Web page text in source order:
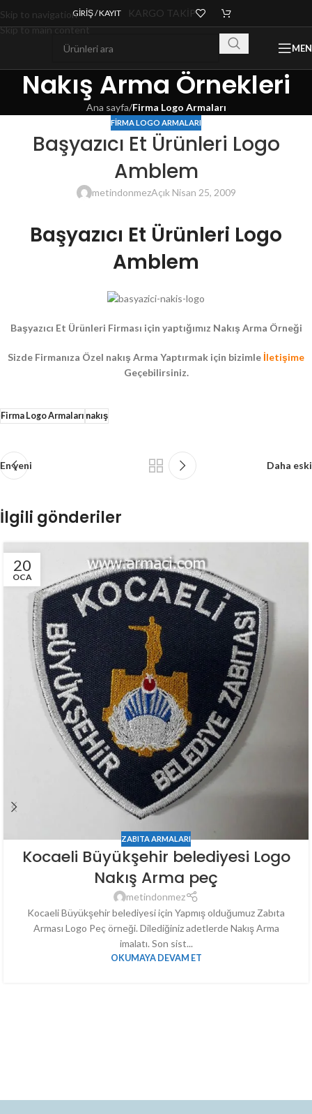
Skip to navigation
Skip to main content
GIRIŞ / KAYIT KARGO TAKİP
Nakış Arma Örnekleri
Ana sayfa/Firma Logo Armaları
FIRMA LOGO ARMALARI
Başyazıcı Et Ürünleri Logo
Amblem
metindonmezAçık Nisan 25, 2009
Başyazıcı Et Ürünleri Logo
Amblem
Başyazıcı Et Ürünleri Firması için yaptığımız Nakış Arma Örneği
Sizde Firmanıza Özel nakış Arma Yaptırmak için bizimle İletişime
Geçebilirsiniz.
Firma Logo Armaları nakış
En yeni Daha eski
İlgili gönderiler
20
OCA
ZABITA ARMALARI
Kocaeli Büyükşehir belediyesi Logo
Nakış Arma peç
metindonmez
Kocaeli Büyükşehir belediyesi için Yapmış olduğumuz Zabıta
Arması Logo Peç örneği. Dilediğiniz adetlerde Nakış Arma
imalatı. Son sist...
OKUMAYA DEVAM ET